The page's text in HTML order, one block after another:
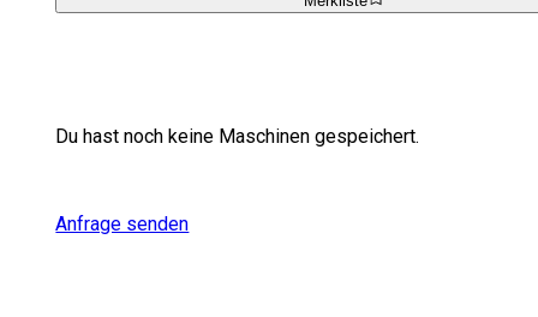
Du hast noch keine Maschinen gespeichert.
Anfrage senden